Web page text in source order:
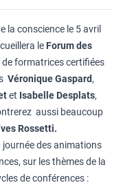
la conscience le 5 avril
le Forum des
de formatrices certifiées
Véronique Gaspard,
et Isabelle Desplats,
aussi beaucoup
Rossetti.
des animations
sur les thèmes de la
de conférences :